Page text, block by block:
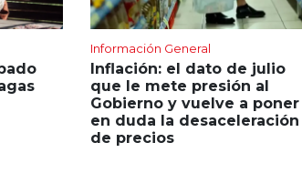
Información General
Inflación: el dato de julio
que le mete presión al
Gobierno y vuelve a poner
en duda la desaceleración
de precios